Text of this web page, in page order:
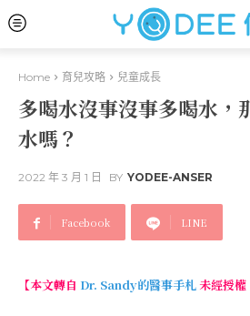
Home 育兒攻略 兒童成長
多喝水沒事沒事多喝水，
水嗎？
2022 年 3 月 1 日 BY YODEE-ANSER
Facebook LINE
【本文轉自 Dr. Sandy的醫事手札未經授權